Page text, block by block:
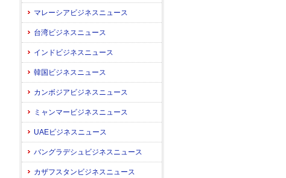
マレーシアビジネスニュース
台湾ビジネスニュース
インドビジネスニュース
韓国ビジネスニュース
カンボジアビジネスニュース
ミャンマービジネスニュース
UAEビジネスニュース
バングラデシュビジネスニュース
カザフスタンビジネスニュース